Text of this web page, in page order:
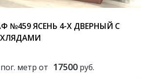
№459 ЯСЕНЬ 4-Х ДВЕРНЫЙ С
метр от 17500руб.